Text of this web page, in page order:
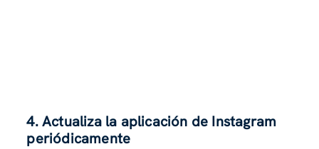
4. Actualiza la aplicación de Instagram
periódicamente